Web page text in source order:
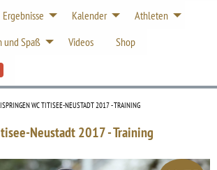
Ergebnisse Kalender
Athleten
und Spaß Videos
Shop
WC TITISEE-NEUSTADT 2017 - TRAINING
Neustadt 2017 - Training